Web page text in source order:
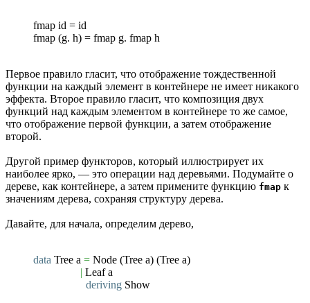
fmap id = id
fmap (g. h) = fmap g. fmap h
Первое правило гласит, что отображение тождественной
функции на каждый элемент в контейнере не имеет никакого
эффекта. Второе правило гласит, что композиция двух
функций над каждым элементом в контейнере то же самое,
что отображение первой функции, а затем отображение
второй.
Другой пример функторов, который иллюстрирует их
наиболее ярко, — это операции над деревьями. Подумайте о
дереве, как контейнере, а затем примените функцию fmap к
значениям дерева, сохраняя структуру дерева.
Давайте, для начала, определим дерево,
data Tree a = Node (Tree a) (Tree a)
| Leaf a
deriving Show